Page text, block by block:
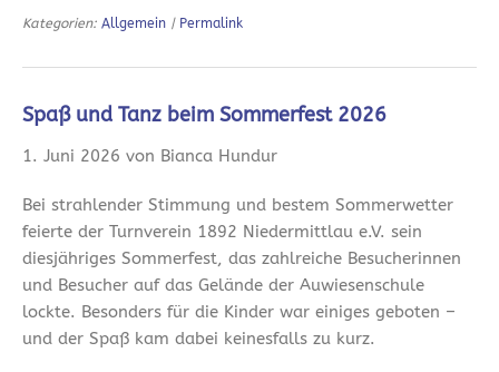
Kategorien: Allgemein | Permalink
Spaß und Tanz beim Sommerfest 2026
1. Juni 2026 von Bianca Hundur
Bei strahlender Stimmung und bestem Sommerwetter
feierte der Turnverein 1892 Niedermittlau e.V. sein
diesjähriges Sommerfest, das zahlreiche Besucherinnen
und Besucher auf das Gelände der Auwiesenschule
lockte. Besonders für die Kinder war einiges geboten –
und der Spaß kam dabei keinesfalls zu kurz.